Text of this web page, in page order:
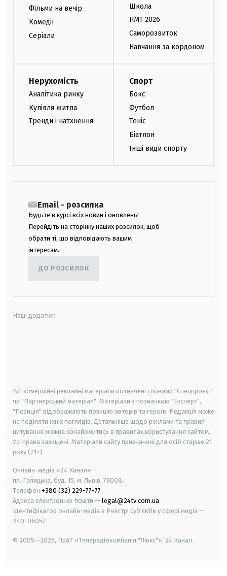
Фільми на вечір
Комедії
Серіали
Школа
НМТ 2026
Саморозвиток
Навчання за кордоном
Нерухомість
Аналітика ринку
Купівля житла
Тренди і натхнення
Спорт
Бокс
Футбол
Теніс
Біатлон
Інші види спорту
Email - розсилка
Будьте в курсі всіх новин і оновлень!
Перейдіть на сторінку наших розсилок, щоб
обрати ті, що відповідають вашим
інтересам.
ДО РОЗСИЛОК
Наші додатки:
Всі комерційні рекламні матеріали позначені словами "Спецпроєкт"
чи "Партнерський матеріал". Матеріали з позначкою "Експерт",
"Позиція" відображають позицію авторів та героїв. Редакція може
не поділяти їхніх поглядів. Детальніше щодо реклами та правил
цитування можна ознайомитись в правилах користування сайтом.
Усі права захищені. Матеріали сайту призначені для осіб старше 21
року (21+)
Онлайн-медіа «24 Канал»
пл. Галицька, буд. 15, м. Львів, 79008
Телефон +380 (32) 229-77-77
Адреса електронної пошти — legal@24tv.com.ua
Ідентифікатор онлайн-медіа в Реєстрі суб'єктів у сфері медіа —
R40-06057
© 2005—2026, ПрАТ «Телерадіокомпанія "Люкс"», 24 Канал.